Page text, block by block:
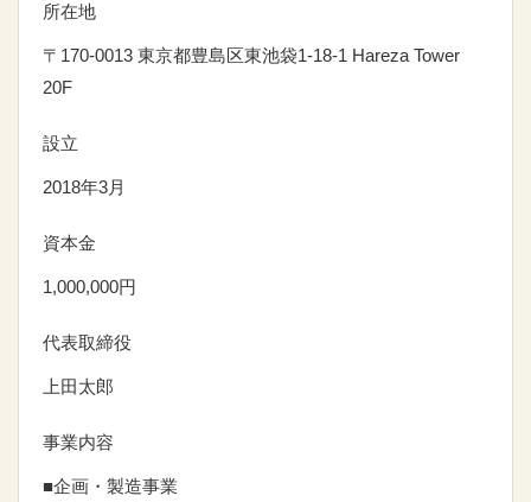
所在地
〒170-0013 東京都豊島区東池袋1-18-1 Hareza Tower
20F
設立
2018年3月
資本金
1,000,000円
代表取締役
上田太郎
事業内容
■企画・製造事業